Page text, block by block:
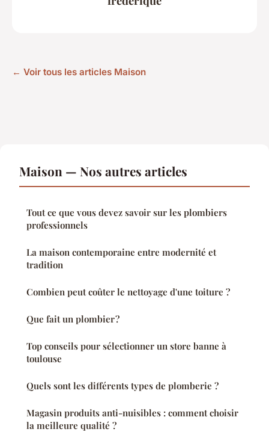
← Voir tous les articles Maison
Maison — Nos autres articles
Tout ce que vous devez savoir sur les plombiers
professionnels
La maison contemporaine entre modernité et
tradition
Combien peut coûter le nettoyage d'une toiture ?
Que fait un plombier ?
Top conseils pour sélectionner un store banne à
toulouse
Quels sont les différents types de plomberie ?
Magasin produits anti-nuisibles : comment choisir
la meilleure qualité ?